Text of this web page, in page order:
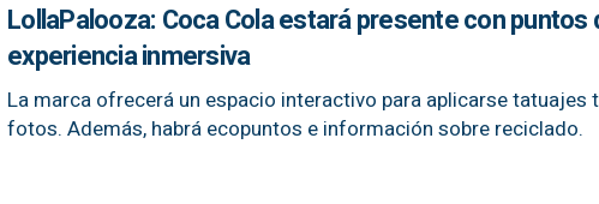
LollaPalooza: Coca Cola estará presente con puntos
experiencia inmersiva
La marca ofrecerá un espacio interactivo para aplicarse tatuajes
fotos. Además, habrá ecopuntos e información sobre reciclado.